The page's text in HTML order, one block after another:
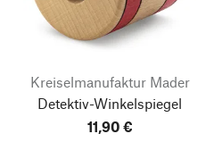
Kreiselmanufaktur Mader
Detektiv-Winkelspiegel
11,90 €